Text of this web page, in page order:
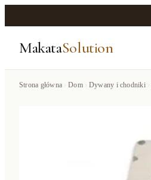
MakataSolution
Strona główna Dom Dywany i chodniki